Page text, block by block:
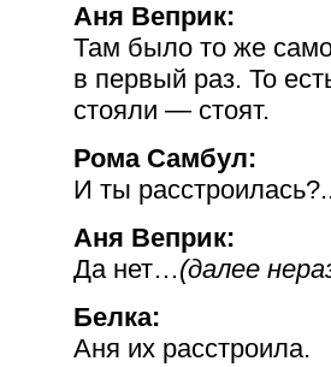
Аня Веприк:
Там было то же
в первый раз. То
стояли — стоят.
Рома Самбул:
И ты
Аня Веприк:
Да нет…(далее
Белка:
Аня их расстроила.